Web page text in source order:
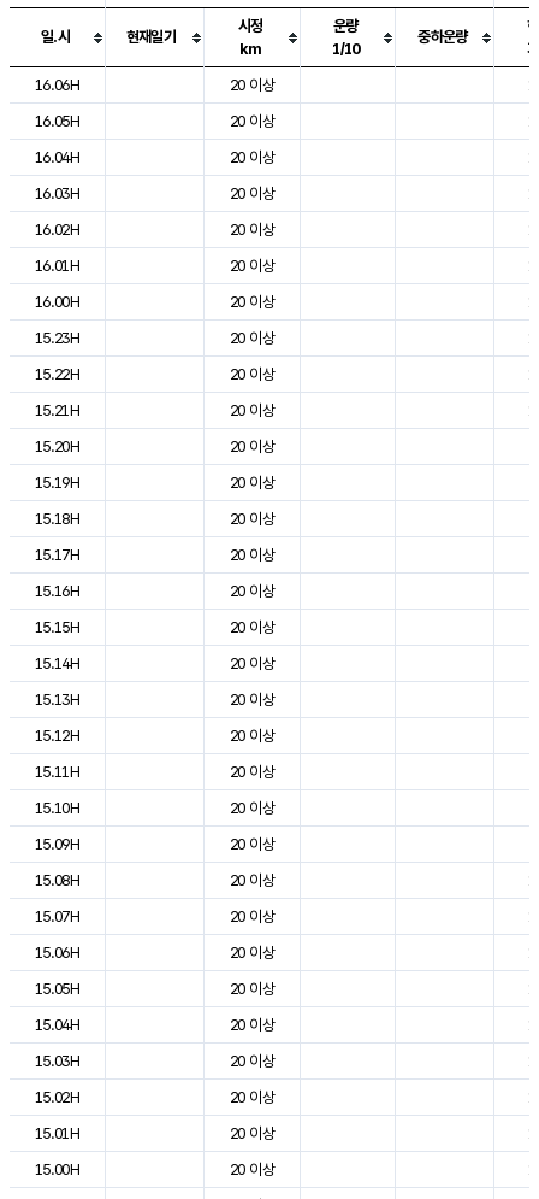
도시별 기상실황표로 지점, 날씨, 기온, 강수, 바람, 기압등을 안내한 표입
일.시 현재일기
시정
km
운량
1/10
중하운량
16.06H
20 이상
16.05H
20 이상
16.04H
20 이상
16.03H
20 이상
16.02H
20 이상
16.01H
20 이상
16.00H
20 이상
15.23H
20 이상
15.22H
20 이상
15.21H
20 이상
15.20H
20 이상
15.19H
20 이상
15.18H
20 이상
15.17H
20 이상
15.16H
20 이상
15.15H
20 이상
15.14H
20 이상
15.13H
20 이상
15.12H
20 이상
15.11H
20 이상
15.10H
20 이상
15.09H
20 이상
15.08H
20 이상
15.07H
20 이상
15.06H
20 이상
15.05H
20 이상
15.04H
20 이상
15.03H
20 이상
15.02H
20 이상
15.01H
20 이상
15.00H
20 이상